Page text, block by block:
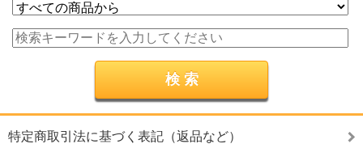
特定商取引法に基づく表記（返品など）